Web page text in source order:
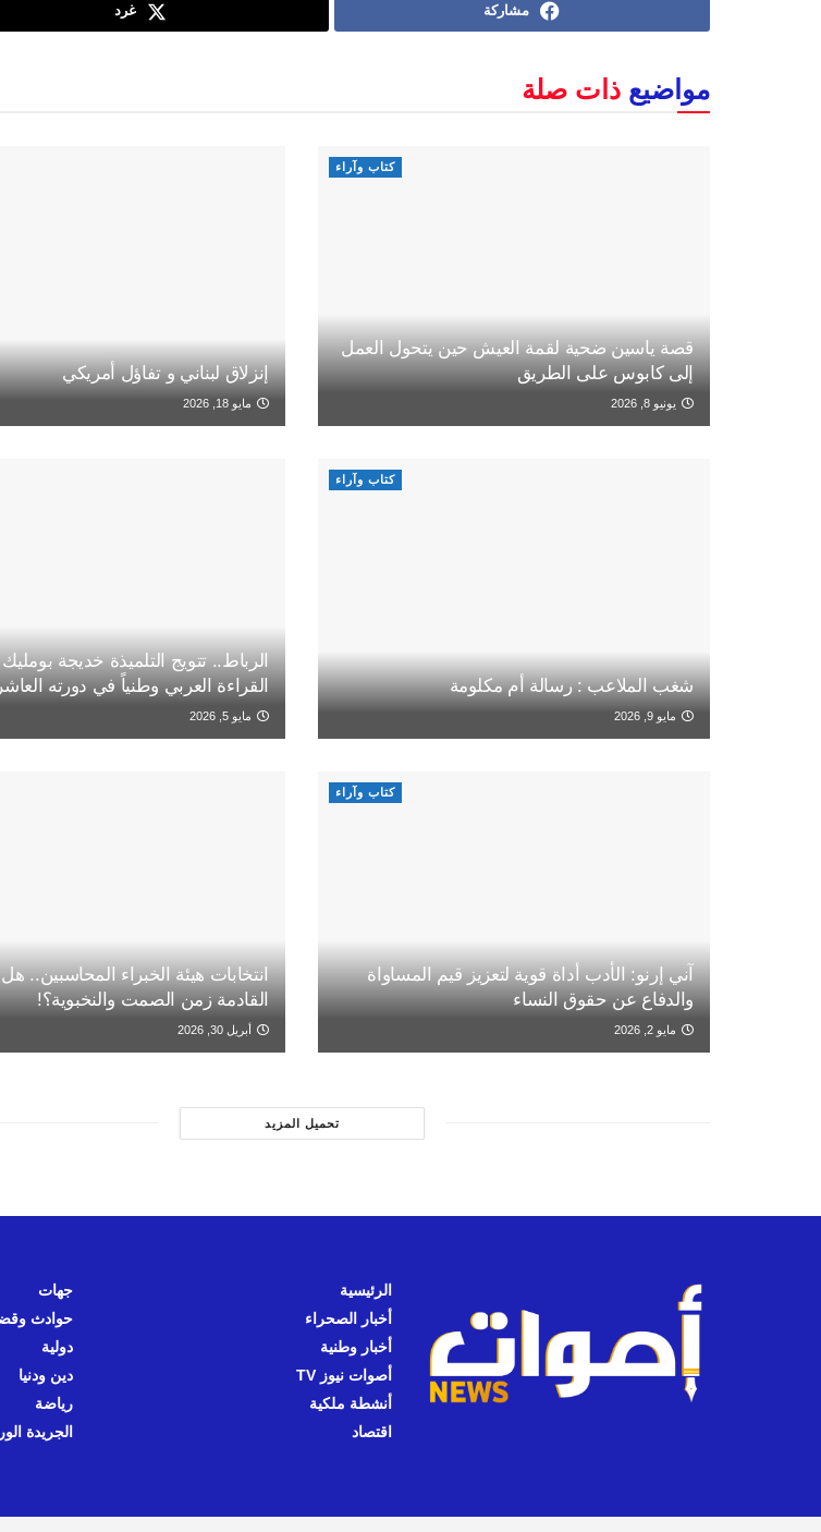
مشاركة غرد
مواضيع ذات صلة
كتاب وآراء
قصة ياسين ضحية لقمة العيش حين يتحول العمل
إلى كابوس على الطريق
يونيو 8, 2026
إنزلاق لبناني و تفاؤل أمريكي
مايو 18, 2026
كتاب وآراء
شغب الملاعب : رسالة أم مكلومة
مايو 9, 2026
الرباط.. تتويج التلميذة خديجة
القراءة العربي وطنياً في دورته
مايو 5, 2026
كتاب وآراء
آني إرنو: الأدب أداة قوية لتعزيز قيم المساواة
والدفاع عن حقوق النساء
مايو 2, 2026
انتخابات هيئة الخبراء المحاسبين..
القادمة زمن الصمت والنخبوية؟!
أبريل 30, 2026
تحميل المزيد
الرئيسية
أخبار الصحراء
أخبار وطنية
أصوات نيوز TV
أنشطة ملكية
اقتصاد
جهات
حوادث
دولية
دين ودنيا
رياضة
الجريدة